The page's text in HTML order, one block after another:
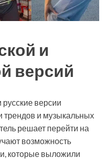
и
версий
версии
трендов и музыкальных
решает перейти на
возможность
которые выложили